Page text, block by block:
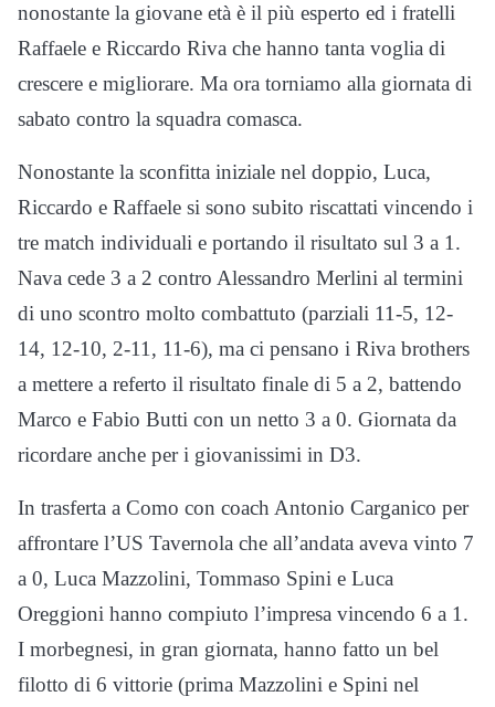
nonostante la giovane età è il più esperto ed i fratelli
Raffaele e Riccardo Riva che hanno tanta voglia di
crescere e migliorare. Ma ora torniamo alla giornata di
sabato contro la squadra comasca.
Nonostante la sconfitta iniziale nel doppio, Luca,
Riccardo e Raffaele si sono subito riscattati vincendo i
tre match individuali e portando il risultato sul 3 a 1.
Nava cede 3 a 2 contro Alessandro Merlini al termini
di uno scontro molto combattuto (parziali 11-5, 12-
14, 12-10, 2-11, 11-6), ma ci pensano i Riva brothers
a mettere a referto il risultato finale di 5 a 2, battendo
Marco e Fabio Butti con un netto 3 a 0. Giornata da
ricordare anche per i giovanissimi in D3.
In trasferta a Como con coach Antonio Carganico per
affrontare l’US Tavernola che all’andata aveva vinto 7
a 0, Luca Mazzolini, Tommaso Spini e Luca
Oreggioni hanno compiuto l’impresa vincendo 6 a 1.
I morbegnesi, in gran giornata, hanno fatto un bel
filotto di 6 vittorie (prima Mazzolini e Spini nel